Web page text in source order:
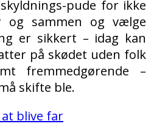
pude for ikke
og sammen og vælge
er sikkert – idag kan
på skødet uden folk
fremmedgørende –
skifte ble.
at blive far